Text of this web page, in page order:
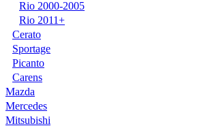
Rio 2000-2005
Rio 2011+
Cerato
Sportage
Picanto
Carens
Mazda
Mercedes
Mitsubishi